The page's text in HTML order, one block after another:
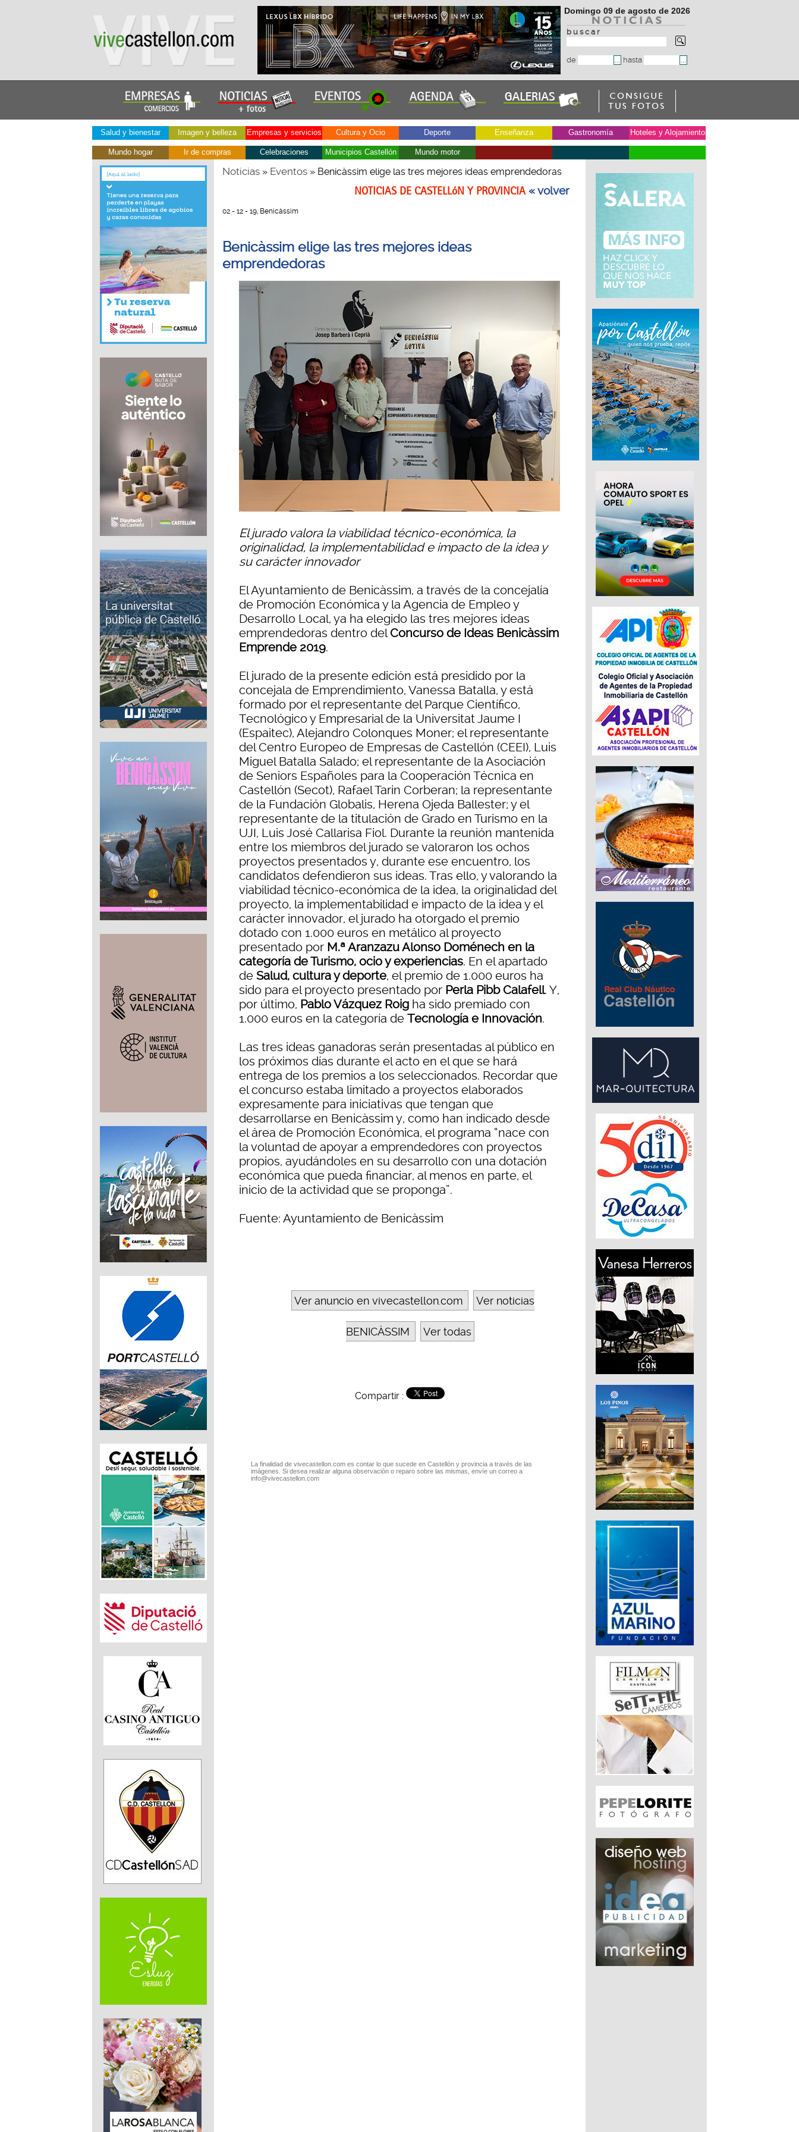
Domingo 09 de agosto de 2026
b u s c a r
de hasta
Salud y bienestar Imagen y belleza Empresas y servicios Cultura y Ocio Deporte Enseñanza Gastronomía Hoteles y Alojamiento
Mundo hogar Ir de compras Celebraciones Municipios Castellón Mundo motor
Noticias» Eventos» Benicàssim elige las tres mejores ideas emprendedoras
NOTICIAS DE CASTELLóN Y PROVINCIA« volver
02 - 12 - 19, Benicàssim
Benicàssim elige las tres mejores ideas
emprendedoras
El jurado valora la viabilidad técnico-económica, la
originalidad, la implementabilidad e impacto de la idea y
su carácter innovador
El Ayuntamiento de Benicàssim, a través de la concejalía
de Promoción Económica y la Agencia de Empleo y
Desarrollo Local, ya ha elegido las tres mejores ideas
emprendedoras dentro delConcurso de Ideas Benicàssim
Emprende 2019.
El jurado de la presente edición está presidido por la
concejala de Emprendimiento, Vanessa Batalla, y está
formado por el representante del Parque Científico,
Tecnológico y Empresarial de la Universitat Jaume I
(Espaitec), Alejandro Colonques Moner; el representante
del Centro Europeo de Empresas de Castellón (CEEI), Luis
Miguel Batalla Salado; el representante de la Asociación
de Seniors Españoles para la Cooperación Técnica en
Castellón (Secot), Rafael Tarin Corberan; la representante
de la Fundación Globalis, Herena Ojeda Ballester; y el
representante de la titulación de Grado en Turismo en la
UJI, Luis José Callarisa Fiol. Durante la reunión mantenida
entre los miembros del jurado se valoraron los ochos
proyectos presentados y, durante ese encuentro, los
candidatos defendieron sus ideas. Tras ello, y valorando la
viabilidad técnico-económica de la idea, la originalidad del
proyecto, la implementabilidad e impacto de la idea y el
carácter innovador, el jurado ha otorgado el premio
dotado con 1.000 euros en metálico al proyecto
presentado por M.ª Aranzazu Alonso Doménech en la
categoría de Turismo, ocio y experiencias. En el apartado
de Salud, cultura y deporte, el premio de 1.000 euros ha
sido para el proyecto presentado por Perla Pibb Calafell. Y,
por último, Pablo Vázquez Roig ha sido premiado con
1.000 euros en la categoría de Tecnología e Innovación.
Las tres ideas ganadoras serán presentadas al público en
los próximos días durante el acto en el que se hará
entrega de los premios a los seleccionados. Recordar que
el concurso estaba limitado a proyectos elaborados
expresamente para iniciativas que tengan que
desarrollarse en Benicàssim y, como han indicado desde
el área de Promoción Económica, el programa “nace con
la voluntad de apoyar a emprendedores con proyectos
propios, ayudándoles en su desarrollo con una dotación
económica que pueda financiar, al menos en parte, el
inicio de la actividad que se proponga”.
Fuente: Ayuntamiento de Benicàssim
Ver anuncio en vivecastellon.com Ver noticias
BENICÀSSIM Ver todas
Compartir :
La finalidad de vivecastellon.com es contar lo que sucede en Castellón y provincia a través de las
imágenes. Si desea realizar alguna observación o reparo sobre las mismas, envíe un correo a
info@vivecastellon.com